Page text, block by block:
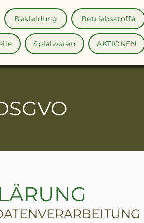
Bekleidung Betriebsstoffe
Spielwaren AKTIONEN